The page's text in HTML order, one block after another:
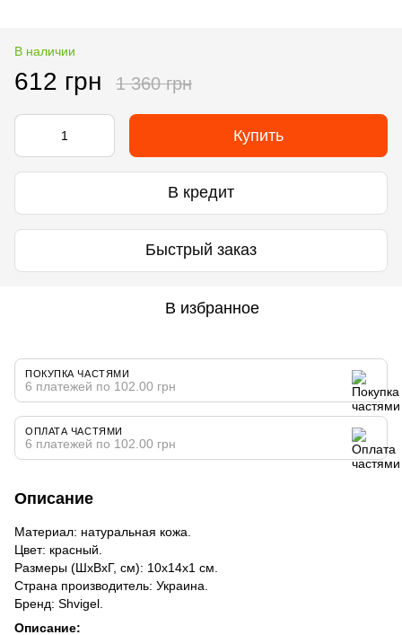
В наличии
612 грн 1 360 грн
Купить
В кредит
Быстрый заказ
В избранное
ПОКУПКА ЧАСТЯМИ
6 платежей по 102.00 грн
ОПЛАТА ЧАСТЯМИ
6 платежей по 102.00 грн
Описание
Материал: натуральная кожа.
Цвет: красный.
Размеры (ШхВхГ, см): 10х14х1 см.
Страна производитель: Украина.
Бренд: Shvigel.
Описание: